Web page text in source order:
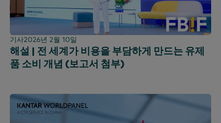
기사2026년 2월 10일
해설 | 전 세계가 비용을 부담하게 만드는 유제
품 소비 개념 (보고서 첨부)